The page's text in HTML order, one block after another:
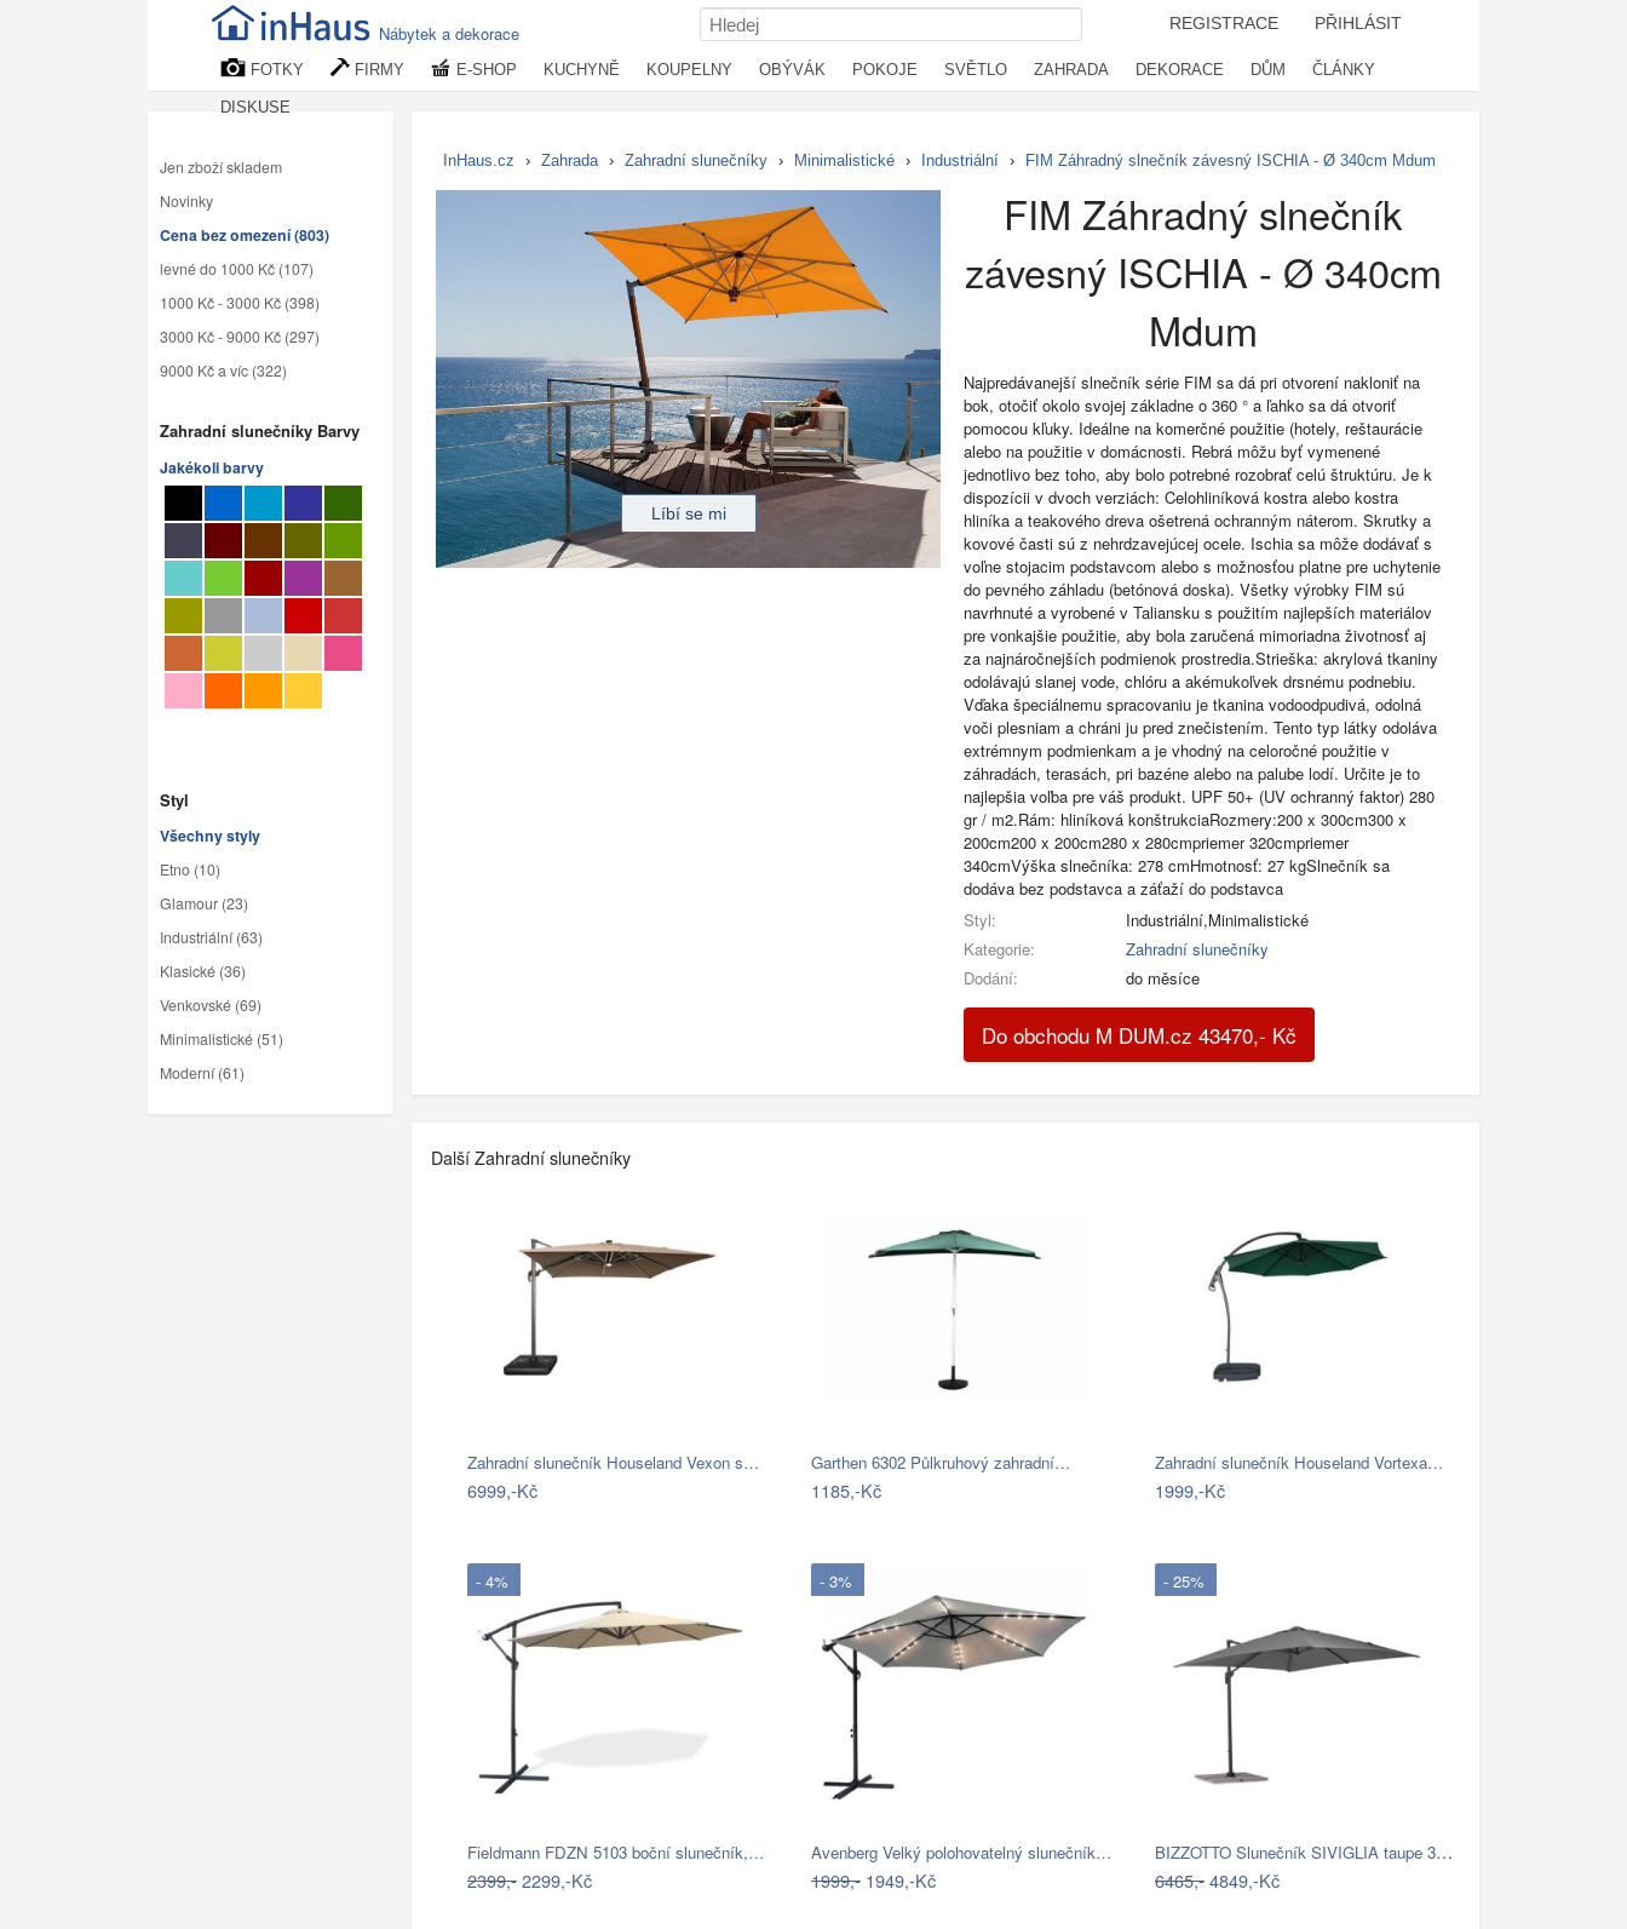
Nábytek a dekorace REGISTRACE PŘIHLÁSIT
FOTKY FIRMY E-SHOP KUCHYNĚ KOUPELNY OBÝVÁK POKOJE SVĚTLO ZAHRADA DEKORACE DŮM ČLÁNKY
DISKUSE
Jen zboží skladem
Novinky
Cena bez omezení (803)
levné do 1000 Kč (107)
1000 Kč - 3000 Kč (398)
3000 Kč - 9000 Kč (297)
9000 Kč a víc (322)
Zahradní slunečníky Barvy
Jakékoli barvy
Styl
Všechny styly
Etno (10)
Glamour (23)
Industriální (63)
Klasické (36)
Venkovské (69)
Minimalistické (51)
Moderní (61)
InHaus.cz › Zahrada › Zahradní slunečníky › Minimalistické › Industriální › FIM Záhradný slnečník závesný ISCHIA - Ø 340cm Mdum
FIM Záhradný slnečník
závesný ISCHIA - Ø 340cm
Mdum
Najpredávanejší slnečník série FIM sa dá pri otvorení nakloniť na
bok, otočiť okolo svojej základne o 360 ° a ľahko sa dá otvoriť
pomocou kľuky. Ideálne na komerčné použitie (hotely, reštaurácie
alebo na použitie v domácnosti. Rebrá môžu byť vymenené
jednotlivo bez toho, aby bolo potrebné rozobrať celú štruktúru. Je k
dispozícii v dvoch verziách: Celohliníková kostra alebo kostra
hliníka a teakového dreva ošetrená ochranným náterom. Skrutky a
kovové časti sú z nehrdzavejúcej ocele. Ischia sa môže dodávať s
voľne stojacim podstavcom alebo s možnosťou platne pre uchytenie
do pevného záhladu (betónová doska). Všetky výrobky FIM sú
navrhnuté a vyrobené v Taliansku s použitím najlepších materiálov
pre vonkajšie použitie, aby bola zaručená mimoriadna životnosť aj
za najnáročnejších podmienok prostredia.Strieška: akrylová tkaniny
odolávajú slanej vode, chlóru a akémukoľvek drsnému podnebiu.
Vďaka špeciálnemu spracovaniu je tkanina vodoodpudivá, odolná
voči plesniam a chráni ju pred znečistením. Tento typ látky odoláva
extrémnym podmienkam a je vhodný na celoročné použitie v
záhradách, terasách, pri bazéne alebo na palube lodí. Určite je to
najlepšia voľba pre váš produkt. UPF 50+ (UV ochranný faktor) 280
gr / m2.Rám: hliníková konštrukciaRozmery:200 x 300cm300 x
200cm200 x 200cm280 x 280cmpriemer 320cmpriemer
340cmVýška slnečníka: 278 cmHmotnosť: 27 kgSlnečník sa
dodáva bez podstavca a záťaží do podstavca
Styl:
Industriální,Minimalistické
Kategorie:
Zahradní slunečníky
Dodání:
do měsíce
Do obchodu M DUM.cz 43470,- Kč
Další Zahradní slunečníky
Zahradní slunečník Houseland Vexon s…
6999,-Kč
Garthen 6302 Půlkruhový zahradní…
1185,-Kč
Zahradní slunečník Houseland Vortexa…
1999,-Kč
- 4%
Fieldmann FDZN 5103 boční slunečník,…
2399,-2299,-Kč
- 3%
Avenberg Velký polohovatelný slunečník…
1999,- 1949,-Kč
- 25%
BIZZOTTO Slunečník SIVIGLIA taupe 3x3m
6465,-4849,-Kč